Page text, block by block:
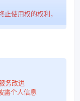
使用权的权利，
务改进
露个人信息